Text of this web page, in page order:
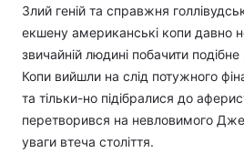
Злий геній та справжня
екшену американські копи давно
звичайній людині побачити
Копи вийшли на слід потужного
та тільки-но підібралися до
перетворився на невловимого
уваги втеча століття.